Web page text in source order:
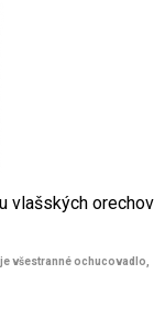
vlašských orechov
všestranné ochucovadlo,